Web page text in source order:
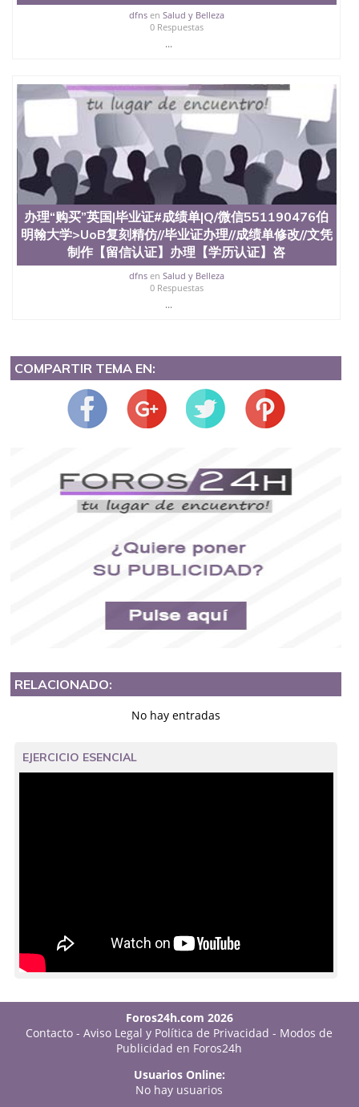
dfnsen Salud y Belleza
0 Respuestas
...
办理“购买”英国|毕业证#成绩单|Q/微信551190476伯
明翰大学>UoB复刻精仿//毕业证办理//成绩单修改//文凭
制作【留信认证】办理【学历认证】咨
dfnsen Salud y Belleza
0 Respuestas
...
COMPARTIR TEMA EN:
RELACIONADO:
No hay entradas
EJERCICIO ESENCIAL
Foros24h.com 2026
Contacto -Aviso Legal y Política de Privacidad - Modos de
Publicidad en Foros24h
Usuarios Online:
No hay usuarios